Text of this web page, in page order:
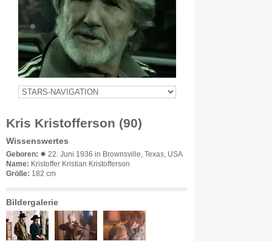
Kris Kristofferson (90)
Wissenswertes
Geboren: ✹ 22. Juni 1936 in Brownsville, Texas, USA
Name: Kristoffer Kristian Kristofferson
Größe: 182 cm
Bildergalerie